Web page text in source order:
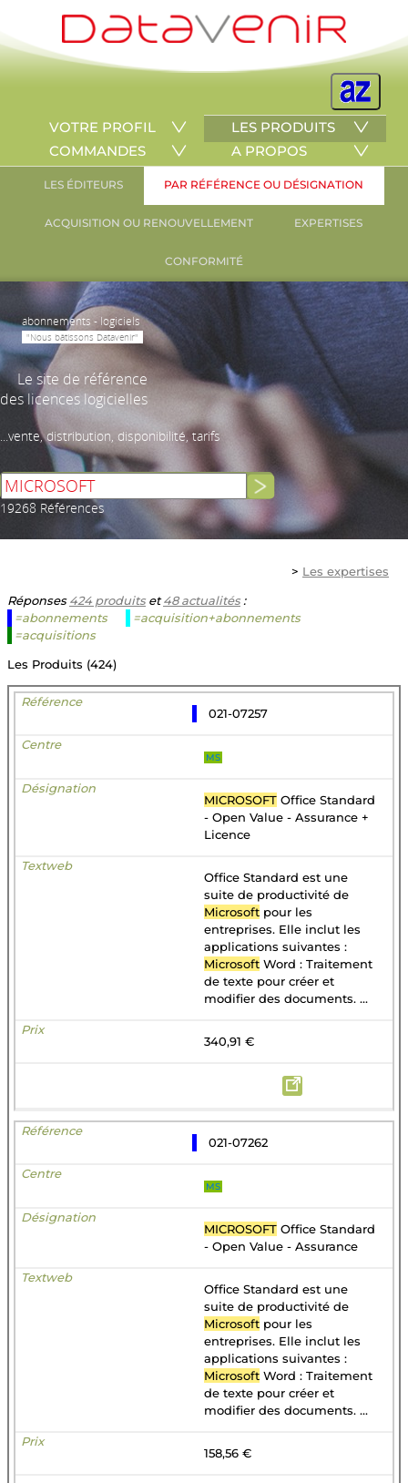
VOTRE PROFIL
LES PRODUITS
COMMANDES
A PROPOS
LES ÉDITEURS PAR RÉFÉRENCE OU DÉSIGNATION
ACQUISITION OU RENOUVELLEMENT EXPERTISES
CONFORMITÉ
abonnements - logiciels
"Nous bâtissons Datavenir"
Le site de référence
des licences logicielles
...vente, distribution, disponibilité, tarifs
19268 Références
> Les expertises
Réponses424 produitset48 actualités:
=abonnements
=acquisition+abonnements
=acquisitions
Les Produits (424)
021-07257
MS
MICROSOFT Office Standard
- Open Value - Assurance +
Licence
Office Standard est une
suite de productivité de
Microsoft pour les
entreprises. Elle inclut les
applications suivantes :
Microsoft Word : Traitement
de texte pour créer et
modifier des documents. ...
340,91 €
021-07262
MS
MICROSOFT Office Standard
- Open Value - Assurance
Office Standard est une
suite de productivité de
Microsoft pour les
entreprises. Elle inclut les
applications suivantes :
Microsoft Word : Traitement
de texte pour créer et
modifier des documents. ...
158,56 €